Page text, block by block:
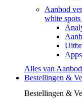
Aanbod
white
Alles van Aanbod
Bestellingen &
Bestellingen &